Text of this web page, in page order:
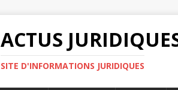
ACTUS
SITE D'INFORMATIONS JURIDIQUES